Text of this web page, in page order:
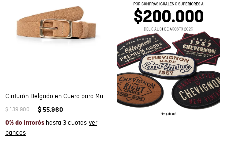
Cinturón Delgado en Cuero para Mujer
$ 139.900 $ 55.960
0% de interés hasta 3 cuotas